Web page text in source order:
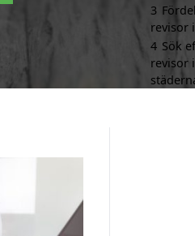
3
revisor
4 Sök
revisor